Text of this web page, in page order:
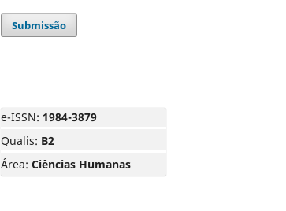
Submissão
e-ISSN: 1984-3879
Qualis: B2
Área: Ciências Humanas